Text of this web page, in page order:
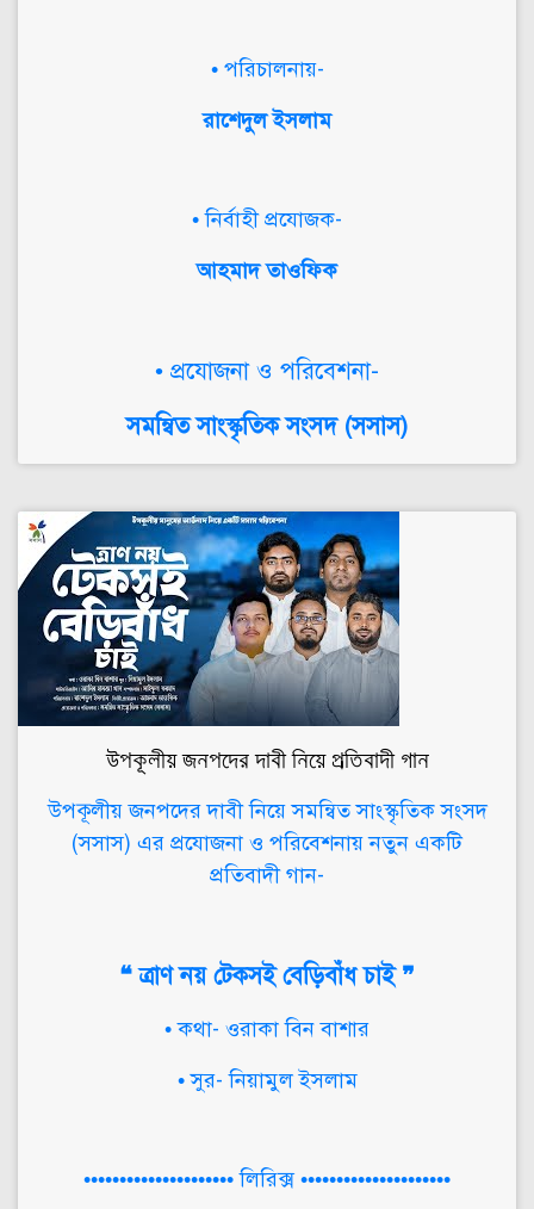
• পরিচালনায়-
রাশেদুল ইসলাম
• নির্বাহী প্রযোজক-
আহমাদ তাওফিক
• প্রযোজনা ও পরিবেশনা-
সমন্বিত সাংস্কৃতিক সংসদ (সসাস)
উপকূলীয় জনপদের দাবী নিয়ে প্রতিবাদী গান
উপকূলীয় জনপদের দাবী নিয়ে সমন্বিত সাংস্কৃতিক সংসদ
(সসাস) এর প্রযোজনা ও পরিবেশনায় নতুন একটি
প্রতিবাদী গান-
❝ ত্রাণ নয় টেকসই বেড়িবাঁধ চাই ❞
• কথা- ওরাকা বিন বাশার
• সুর- নিয়ামুল ইসলাম
••••••••••••••••••••• লিরিক্স •••••••••••••••••••••